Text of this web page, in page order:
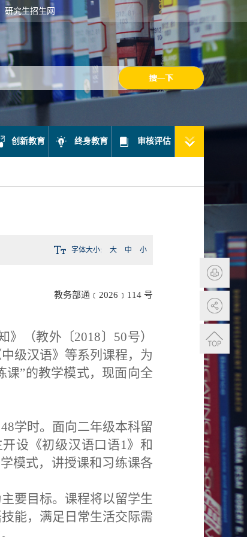
研究生招生网
创新教育 终身教育 审核评估
字体大小: 大 中 小
教务部通﹝ 2026 ﹞ 114 号
》（教外〔2018〕 50号）
中级汉语》 等系列课程，为
课”的教学模式，现面向全
学时。 面向二年级本科留
设《初级汉语口语1》和
模式，讲授课和习练课各
要目标。课程将以留学生
能，满足日常生活交际需